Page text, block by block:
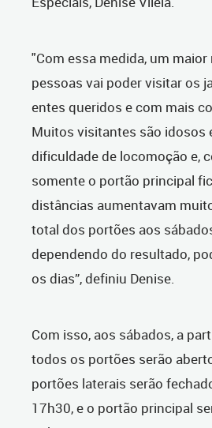
"Com essa medida, um
pessoas vai poder visitar os
entes queridos e com mais
Muitos visitantes são idosos
dificuldade de locomoção e,
somente o portão principal
distâncias aumentavam
total dos portões aos
dependendo do resultado,
os dias”, definiu Denise.
Com isso, aos sábados, a
todos os portões serão
portões laterais serão
17h30, e o portão principal